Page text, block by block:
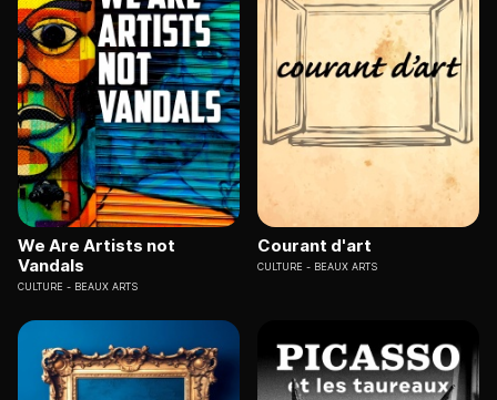
We Are Artists not
Vandals
CULTURE BEAUX ARTS
Courant d'art
CULTURE BEAUX ARTS